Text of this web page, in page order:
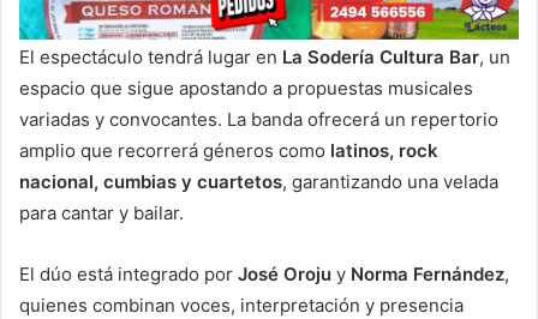
El espectáculo tendrá lugar en La Sodería Cultura Bar, un
espacio que sigue apostando a propuestas musicales
variadas y convocantes. La banda ofrecerá un repertorio
amplio que recorrerá géneros como latinos, rock
nacional, cumbias y cuartetos, garantizando una velada
para cantar y bailar.
El dúo está integrado por José Oroju y Norma Fernández,
quienes combinan voces, interpretación y presencia